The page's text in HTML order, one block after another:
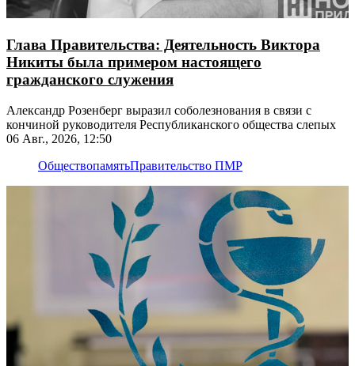
Глава Правительства: Деятельность Виктора
Никиты была примером настоящего
гражданского служения
Александр Розенберг выразил соболезнования в связи с
кончиной руководителя Республиканского общества слепых
06 Авг., 2026, 12:50
ОбществопамятьПравительство ПМР